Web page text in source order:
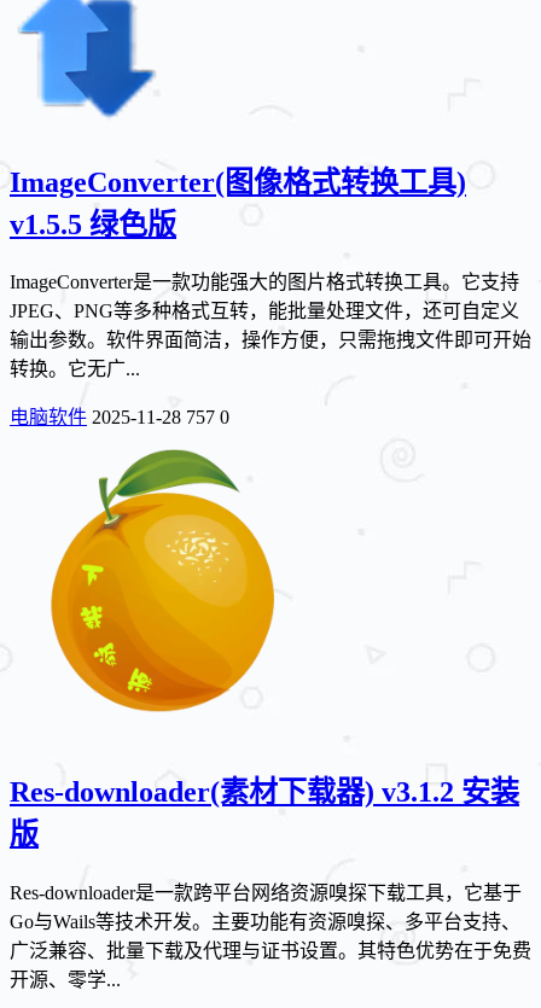
ImageConverter(图像格式转换工具)
v1.5.5 绿色版
ImageConverter是一款功能强大的图片格式转换工具。它支持
JPEG、PNG等多种格式互转，能批量处理文件，还可自定义
输出参数。软件界面简洁，操作方便，只需拖拽文件即可开始
转换。它无广...
电脑软件 2025-11-28 757 0
Res-downloader(素材下载器) v3.1.2 安装
版
Res-downloader是一款跨平台网络资源嗅探下载工具，它基于
Go与Wails等技术开发。主要功能有资源嗅探、多平台支持、
广泛兼容、批量下载及代理与证书设置。其特色优势在于免费
开源、零学...